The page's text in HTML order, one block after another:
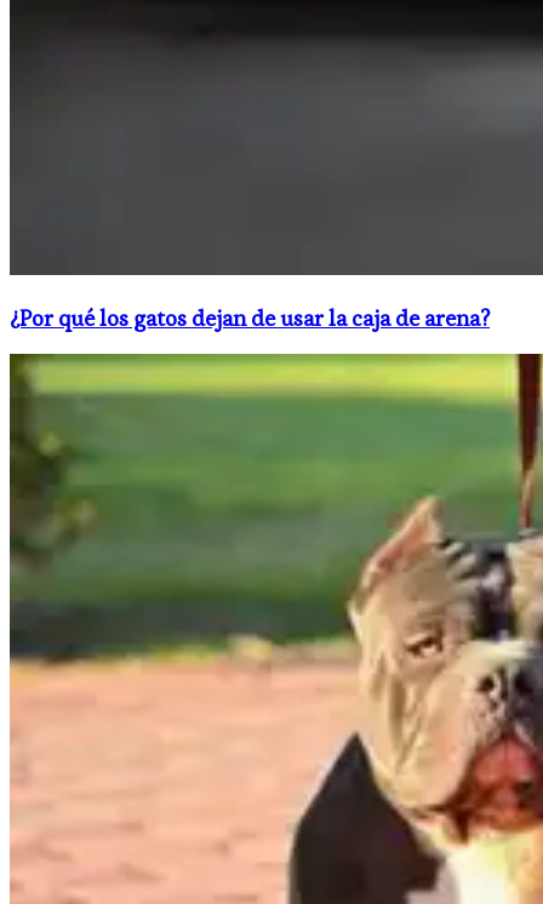
¿Por qué los gatos dejan de usar la caja de arena?